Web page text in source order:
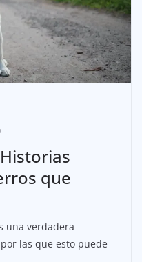
que
una verdadera
las que esto puede